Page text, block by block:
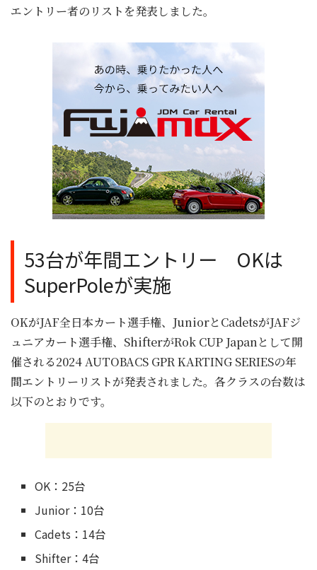
エントリー者のリストを発表しました。
53台が年間エントリー OKは
SuperPoleが実施
OKがJAF全日本カート選手権、JuniorとCadetsがJAFジ
ュニアカート選手権、ShifterがRok CUP Japanとして開
催される2024 AUTOBACS GPR KARTING SERIESの年
間エントリーリストが発表されました。各クラスの台数は
以下のとおりです。
OK：25台
Junior：10台
Cadets：14台
Shifter：4台